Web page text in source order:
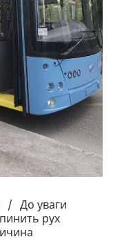
/ До уваги
рух